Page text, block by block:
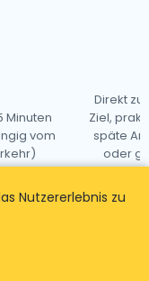
Minuten
vom
Direkt zu
Ziel,
späte
oder
Nutzererlebnis zu